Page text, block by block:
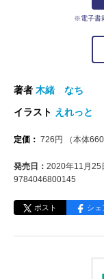
※電子書
著者 木緒 なち
イラスト えれっと
定価： 726 円 （本体660
発売日： 2020年11月25
9784046800145
ポスト シェ